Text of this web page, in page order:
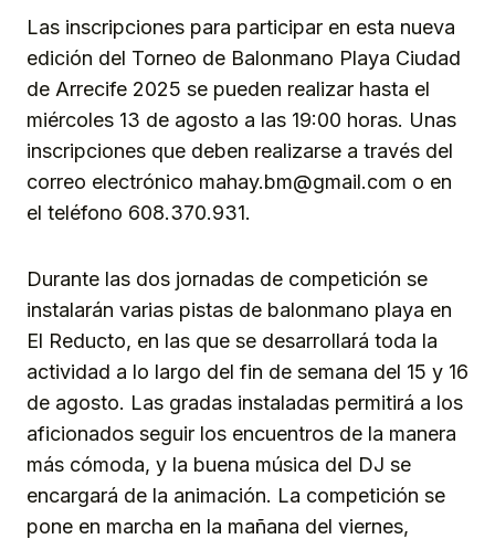
Las inscripciones para participar en esta nueva
edición del Torneo de Balonmano Playa Ciudad
de Arrecife 2025 se pueden realizar hasta el
miércoles 13 de agosto a las 19:00 horas. Unas
inscripciones que deben realizarse a través del
correo electrónico mahay.bm@gmail.com o en
el teléfono 608.370.931.
Durante las dos jornadas de competición se
instalarán varias pistas de balonmano playa en
El Reducto, en las que se desarrollará toda la
actividad a lo largo del fin de semana del 15 y 16
de agosto. Las gradas instaladas permitirá a los
aficionados seguir los encuentros de la manera
más cómoda, y la buena música del DJ se
encargará de la animación. La competición se
pone en marcha en la mañana del viernes,